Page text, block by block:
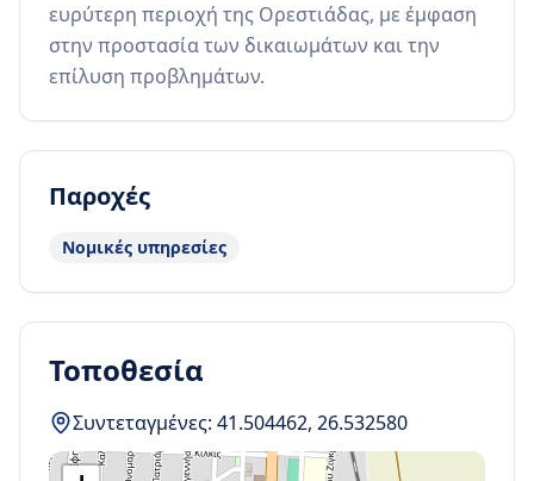
ευρύτερη περιοχή της Ορεστιάδας, με έμφαση
στην προστασία των δικαιωμάτων και την
επίλυση προβλημάτων.
Παροχές
Νομικές υπηρεσίες
Τοποθεσία
Συντεταγμένες: 41.504462, 26.532580